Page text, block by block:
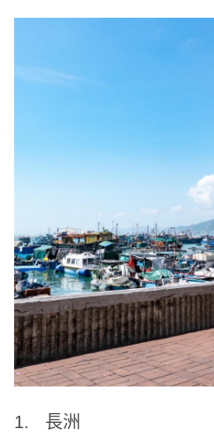
1. 長洲